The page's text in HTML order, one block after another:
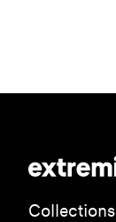
Collections